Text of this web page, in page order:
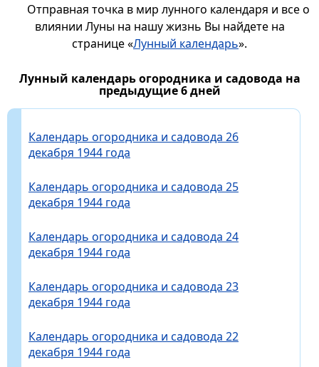
Отправная точка в мир лунного календаря и все о
влиянии Луны на нашу жизнь Вы найдете на
странице «Лунный календарь».
Лунный календарь огородника и садовода на
предыдущие 6 дней
Календарь огородника и садовода 26
декабря 1944 года
Календарь огородника и садовода 25
декабря 1944 года
Календарь огородника и садовода 24
декабря 1944 года
Календарь огородника и садовода 23
декабря 1944 года
Календарь огородника и садовода 22
декабря 1944 года